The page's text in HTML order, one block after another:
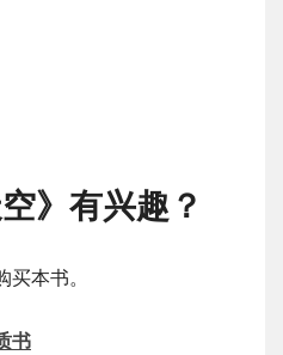
》有兴趣？
本书。
书